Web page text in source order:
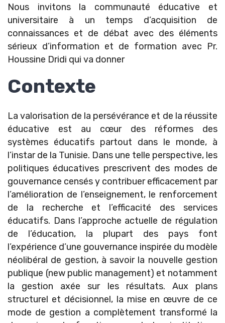
Nous invitons la communauté éducative et
universitaire à un temps d’acquisition de
connaissances et de débat avec des éléments
sérieux d’information et de formation avec Pr.
Houssine Dridi qui va donner
Contexte
La valorisation de la persévérance et de la réussite
éducative est au cœur des réformes des
systèmes éducatifs partout dans le monde, à
l’instar de la Tunisie. Dans une telle perspective, les
politiques éducatives prescrivent des modes de
gouvernance censés y contribuer efficacement par
l’amélioration de l’enseignement, le renforcement
de la recherche et l’efficacité des services
éducatifs. Dans l’approche actuelle de régulation
de l’éducation, la plupart des pays font
l’expérience d’une gouvernance inspirée du modèle
néolibéral de gestion, à savoir la nouvelle gestion
publique (new public management) et notamment
la gestion axée sur les résultats. Aux plans
structurel et décisionnel, la mise en œuvre de ce
mode de gestion a complètement transformé la